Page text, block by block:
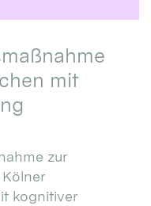
mit
zur
kognitiver